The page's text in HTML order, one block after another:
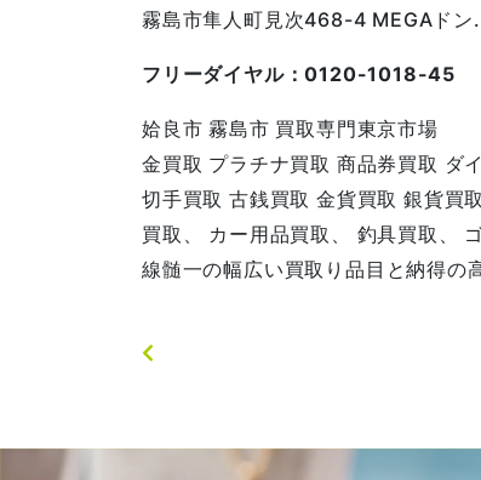
霧島市隼人町見次468-4 MEGAドン
フリーダイヤル：0120-1018-45
姶良市 霧島市 買取専門東京市場
金買取 プラチナ買取 商品券買取 ダ
切手買取 古銭買取 金貨買取 銀貨買
買取、 カー用品買取、 釣具買取、
線髄一の幅広い買取り品目と納得の